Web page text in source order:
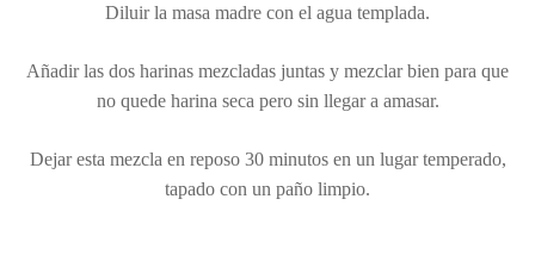
Diluir la masa madre con el agua templada.
Añadir las dos harinas mezcladas juntas y mezclar bien para que
no quede harina seca pero sin llegar a amasar.
Dejar esta mezcla en reposo 30 minutos en un lugar temperado,
tapado con un paño limpio.